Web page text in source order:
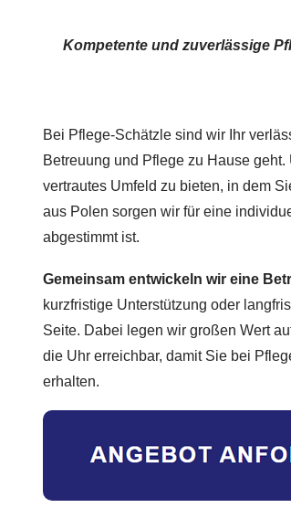
Kompetente und zuverlässige
Bei Pflege-Schätzle sind wir Ihr
Betreuung und Pflege zu Hause
vertrautes Umfeld zu bieten, in dem
aus Polen sorgen wir für eine
abgestimmt ist.
Gemeinsam entwickeln wir eine
kurzfristige Unterstützung oder
Seite. Dabei legen wir großen Wert
die Uhr erreichbar, damit Sie bei
erhalten.